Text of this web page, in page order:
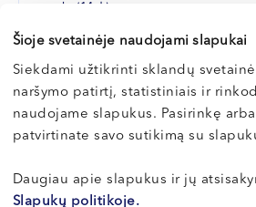
Šioje svetainėje naudojami slapukai
Siekdami užtikrinti sklandų
naršymo patirtį, statistiniais ir
naudojame slapukus. Pasirinkę
patvirtinate savo sutikimą su
Daugiau apie slapukus ir jų
Slapukų politikoje.
apyranke (14 d.)
„TeltoHeart“ tyrimo komentavimas
Holterio monitoravimas (24 val.)
Holterio monitoravimas (48 val.)
Paros kraujo spaudimo monitoravimas (1
Paros kraujo spaudimo monitoravimas (antra
Kaklo kraujagyslių echoskopija